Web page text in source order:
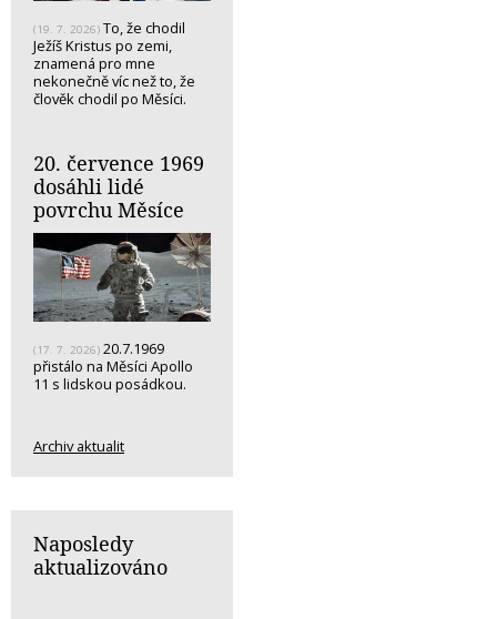
(19. 7. 2026) To, že chodil
Ježíš Kristus po zemi,
znamená pro mne
nekonečně víc než to, že
člověk chodil po Měsíci.
20. července 1969
dosáhli lidé
povrchu Měsíce
(17. 7. 2026) 20.7.1969
přistálo na Měsíci Apollo
11 s lidskou posádkou.
Archiv aktualit
Naposledy
aktualizováno